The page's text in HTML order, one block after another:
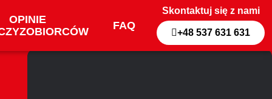
OPINIE
FAQ
Skontaktuj się z nami
+48 537 631 631